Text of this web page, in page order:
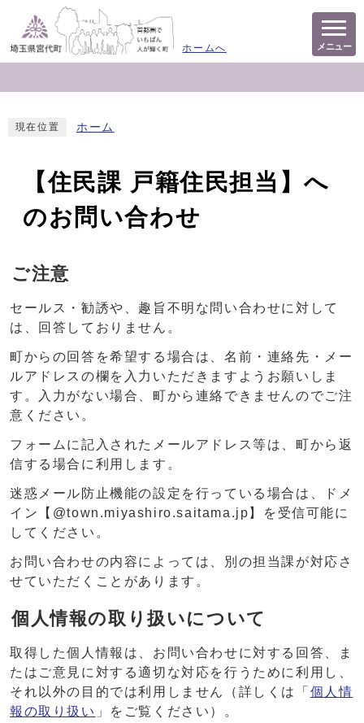
ホームへ メニュー
現在位置 ホーム
【住民課 戸籍住民担当】へ
のお問い合わせ
ご注意
セールス・勧誘や、趣旨不明な問い合わせに対して
は、回答しておりません。
町からの回答を希望する場合は、名前・連絡先・メー
ルアドレスの欄を入力いただきますようお願いしま
す。入力がない場合、町から連絡できませんのでご注
意ください。
フォームに記入されたメールアドレス等は、町から返
信する場合に利用します。
迷惑メール防止機能の設定を行っている場合は、ドメ
イン【@town.miyashiro.saitama.jp】を受信可能に
してください。
お問い合わせの内容によっては、別の担当課が対応さ
せていただくことがあります。
個人情報の取り扱いについて
取得した個人情報は、お問い合わせに対する回答、ま
たはご意見に対する適切な対応を行うために利用し、
それ以外の目的では利用しません（詳しくは「 個人情
報の取り扱い 」をご覧ください）。